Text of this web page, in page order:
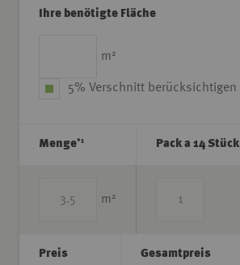
Ihre benötigte Fläche
m 2
5% Verschnitt berücksichtigen
Menge*1
m 2
Pack a 14 Stück
Preis Gesamtpreis